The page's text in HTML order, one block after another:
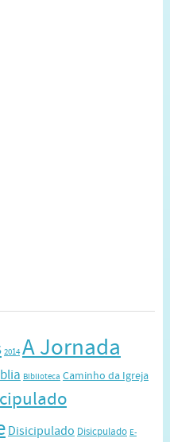
2014 A Jornada
Biblioteca Caminho da Igreja
Disicipulado Disicpulado E-